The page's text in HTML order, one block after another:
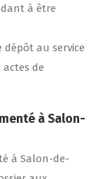
à être
dépôt au service
de
à Salon-
à Salon-de-